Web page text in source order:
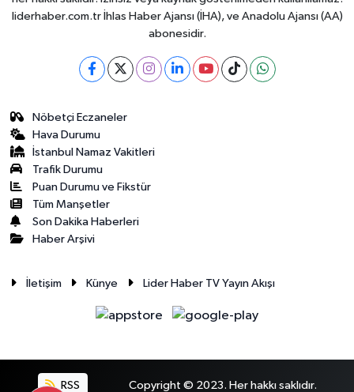
liderhaber.com.tr İhlas Haber Ajansı (İHA), ve Anadolu Ajansı (AA)
abonesidir.
Nöbetçi Eczaneler
Hava Durumu
İstanbul Namaz Vakitleri
Trafik Durumu
Puan Durumu ve Fikstür
Tüm Manşetler
Son Dakika Haberleri
Haber Arşivi
İletişim Künye Lider Haber TV Yayın Akışı
RSS Copyright © 2023. Her hakkı saklıdır.